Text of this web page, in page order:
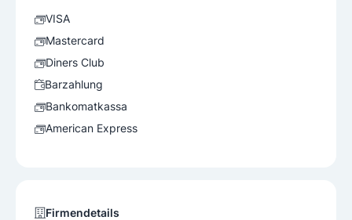
VISA
Mastercard
Diners Club
Barzahlung
Bankomatkassa
American Express
Firmendetails